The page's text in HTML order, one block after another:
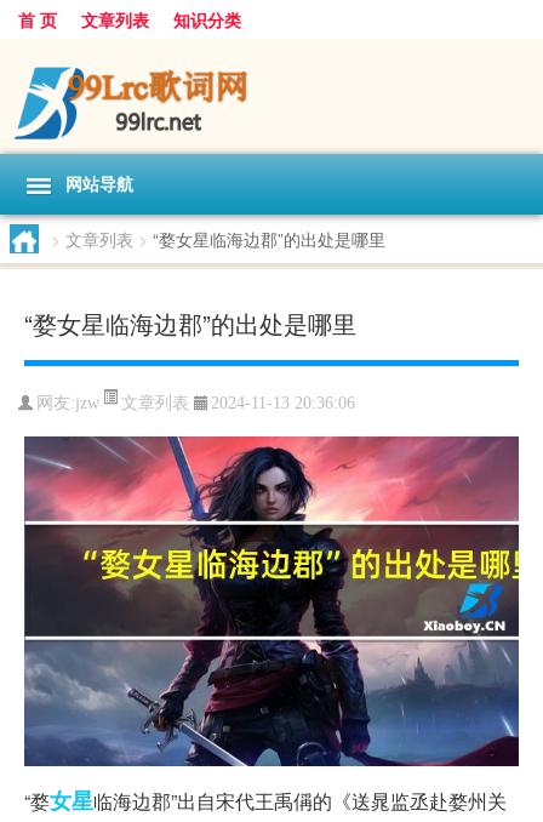
首 页 文章列表 知识分类
网站导航
> 文章列表 > “婺女星临海边郡”的出处是哪里
“婺女星临海边郡”的出处是哪里
网友:jzw 文章列表 2024-11-13 20:36:06
“婺女星临海边郡”出自宋代王禹偁的《送晁监丞赴婺州关